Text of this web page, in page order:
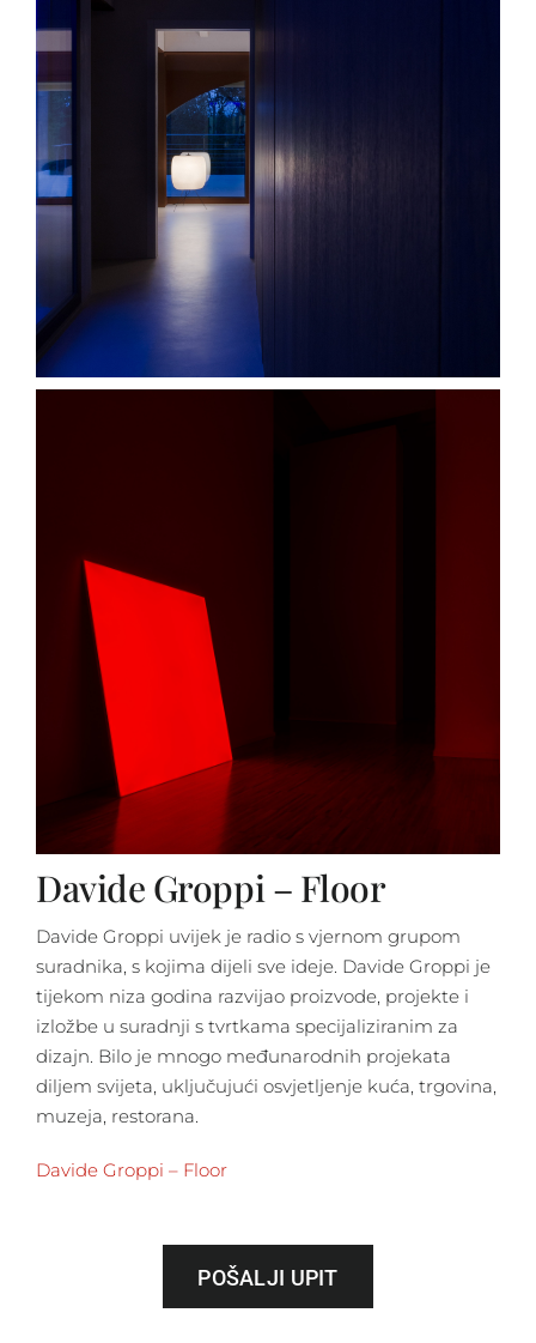
Davide Groppi – Floor
Davide Groppi uvijek je radio s vjernom grupom
suradnika, s kojima dijeli sve ideje. Davide Groppi je
tijekom niza godina razvijao proizvode, projekte i
izložbe u suradnji s tvrtkama specijaliziranim za
dizajn. Bilo je mnogo međunarodnih projekata
diljem svijeta, uključujući osvjetljenje kuća, trgovina,
muzeja, restorana.
Davide Groppi – Floor
POŠALJI UPIT